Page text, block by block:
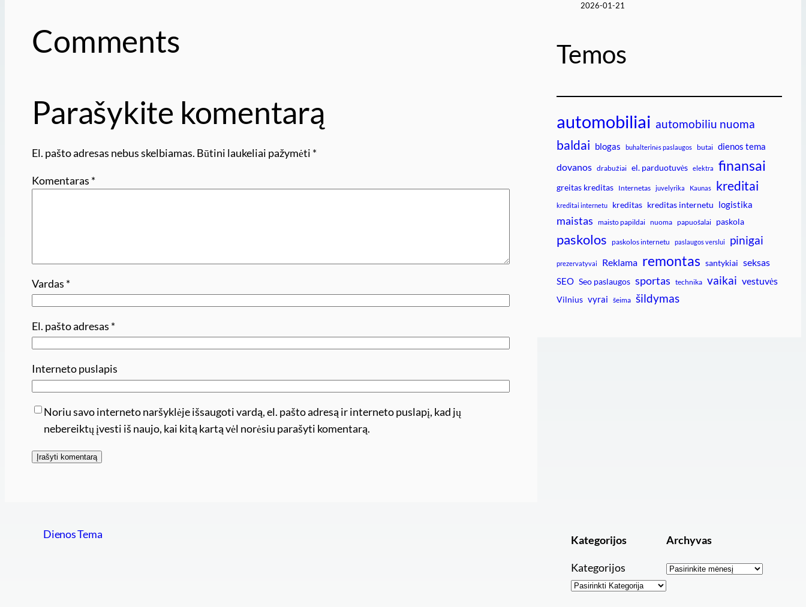
Comments
Parašykite komentarą
El. pašto adresas nebus skelbiamas. Būtini laukeliai pažymėti *
Komentaras *
Vardas *
El. pašto adresas *
Interneto puslapis
Noriu savo interneto naršyklėje išsaugoti vardą, el. pašto adresą ir interneto puslapį, kad jų
nebereiktų įvesti iš naujo, kai kitą kartą vėl norėsiu parašyti komentarą.
2026-01-21
Temos
automobiliai automobiliu nuoma
baldai blogas buhalterinės paslaugos butai dienos tema
dovanos drabužiai el. parduotuvės elektra finansai
greitas kreditas Internetas juvelyrika Kaunas kreditai
kreditai internetu kreditas kreditas internetu logistika
maistas maisto papildai nuoma papuošalai paskola
paskolos paskolos internetu paslaugos verslui pinigai
prezervatyvai Reklama remontas santykiai seksas
SEO Seo paslaugos sportas technika vaikai vestuvės
Vilnius vyrai šeima šildymas
Dienos Tema Kategorijos
Kategorijos
Archyvas
Archyvai